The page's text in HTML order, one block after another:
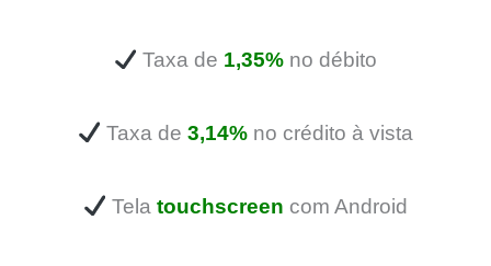
Taxa de 1,35% no débito
Taxa de3,14% no crédito à vista
Telatouchscreen com Android